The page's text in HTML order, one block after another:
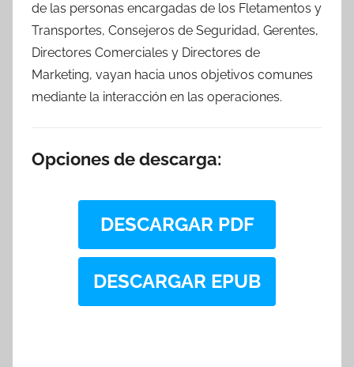
de las personas encargadas de los Fletamentos y
Transportes, Consejeros de Seguridad, Gerentes,
Directores Comerciales y Directores de
Marketing, vayan hacia unos objetivos comunes
mediante la interacción en las operaciones.
Opciones de descarga:
DESCARGAR PDF
DESCARGAR EPUB